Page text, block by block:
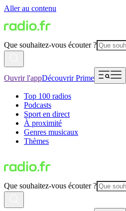
Aller au contenu
Que souhaitez-vous écouter ?
Ouvrir l'appDécouvrir Prime
Top 100 radios
Podcasts
Sport en direct
À proximité
Genres musicaux
Thèmes
Que souhaitez-vous écouter ?